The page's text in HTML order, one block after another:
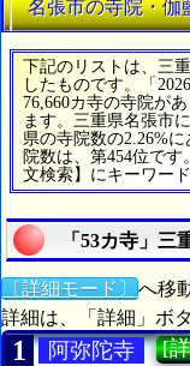
名張市の寺院・伽
下記のリストは、三
したものです。「
76,660カ寺の寺院が
ます。三重県名張市
県の寺院数の2.26%
院数は、第454位で
文検索】にキーワー
「53カ寺」
〔詳細モード〕 へ移
詳細は、「詳細」ボ
1 阿弥陀寺 [